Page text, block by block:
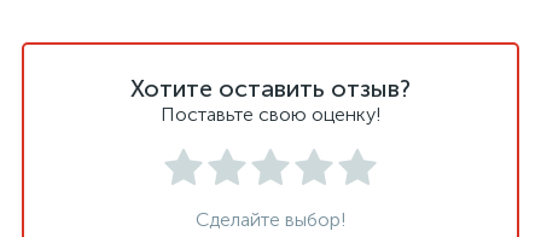
Хотите оставить отзыв?
Поставьте свою оценку!
Сделайте выбор!